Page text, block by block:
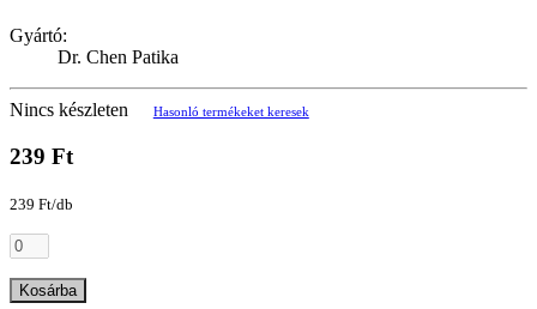
Gyártó:
Dr. Chen Patika
Nincs készleten Hasonló termékeket keresek
239 Ft
239 Ft/db
Kosárba